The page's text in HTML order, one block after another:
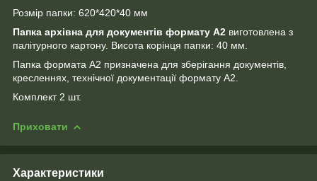
Розмір папки: 620*420*40 мм
Папка архівна для документів формату А2 виготовлена з
палітурного картону. Висота корінця папки: 40 мм.
Папка формата А2 призначена для зберігання документів,
кресленнях, технічної документації формату А2.
Комплект 2 шт.
Приховати
Характеристики